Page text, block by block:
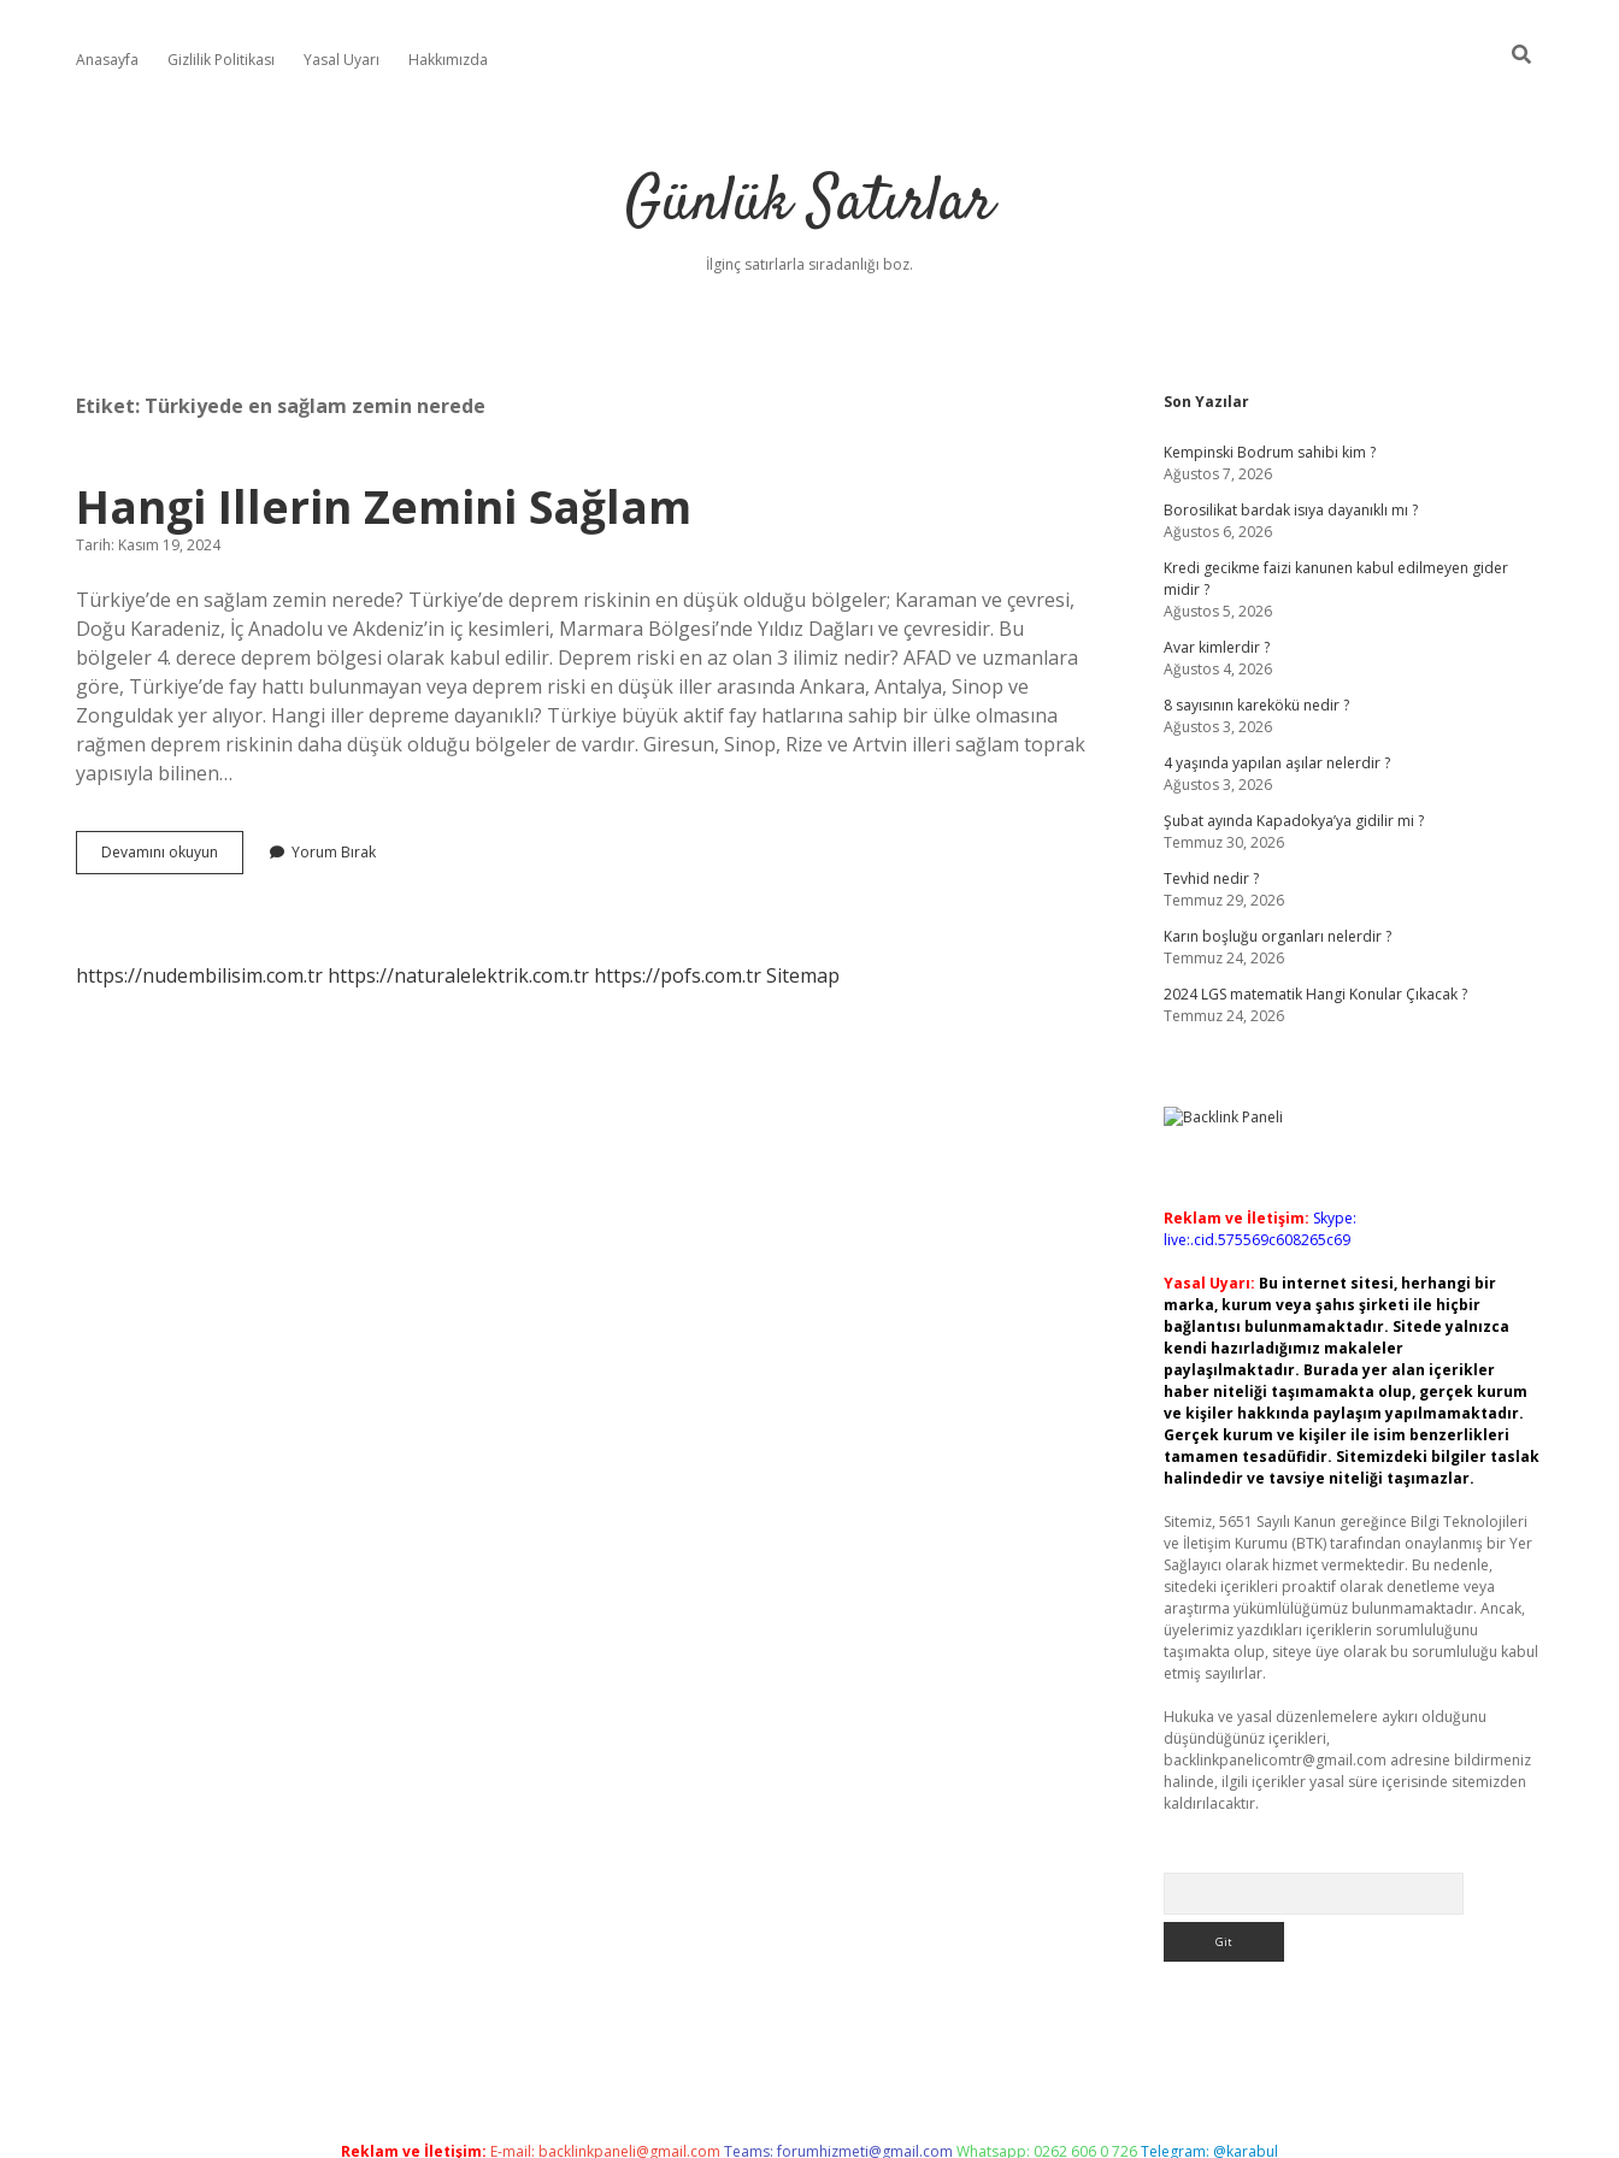
Anasayfa Gizlilik Politikası Yasal Uyarı Hakkımızda
Günlük Satırlar
İlginç satırlarla sıradanlığı boz.
Etiket: Türkiyede en sağlam zemin nerede
Hangi Illerin Zemini Sağlam
Tarih: Kasım 19, 2024
Türkiye’de en sağlam zemin nerede? Türkiye’de deprem riskinin en düşük olduğu bölgeler; Karaman ve çevresi,
Doğu Karadeniz, İç Anadolu ve Akdeniz’in iç kesimleri, Marmara Bölgesi’nde Yıldız Dağları ve çevresidir. Bu
bölgeler 4. derece deprem bölgesi olarak kabul edilir. Deprem riski en az olan 3 ilimiz nedir? AFAD ve uzmanlara
göre, Türkiye’de fay hattı bulunmayan veya deprem riski en düşük iller arasında Ankara, Antalya, Sinop ve
Zonguldak yer alıyor. Hangi iller depreme dayanıklı? Türkiye büyük aktif fay hatlarına sahip bir ülke olmasına
rağmen deprem riskinin daha düşük olduğu bölgeler de vardır. Giresun, Sinop, Rize ve Artvin illeri sağlam toprak
yapısıyla bilinen…
Devamını okuyun
Illerin
Yorum Bırak
https://nudembilisim.com.tr https://naturalelektrik.com.tr https://pofs.com.trSitemap
Sidebar
Son Yazılar
Kempinski Bodrum sahibi kim ?
Ağustos 7, 2026
Borosilikat bardak isıya dayanıklı mı ?
Ağustos 6, 2026
Kredi gecikme faizi kanunen kabul edilmeyen gider
midir ?
Ağustos 5, 2026
Avar kimlerdir ?
Ağustos 4, 2026
8 sayısının karekökü nedir ?
Ağustos 3, 2026
4 yaşında yapılan aşılar nelerdir ?
Ağustos 3, 2026
Şubat ayında Kapadokya’ya gidilir mi ?
Temmuz 30, 2026
Tevhid nedir ?
Temmuz 29, 2026
Karın boşluğu organları nelerdir ?
Temmuz 24, 2026
2024 LGS matematik Hangi Konular Çıkacak ?
Temmuz 24, 2026
Reklam ve İletişim: Skype:
live:.cid.575569c608265c69
Yasal Uyarı: Bu internet sitesi, herhangi bir
marka, kurum veya şahıs şirketi ile hiçbir
bağlantısı bulunmamaktadır. Sitede yalnızca
kendi hazırladığımız makaleler
paylaşılmaktadır. Burada yer alan içerikler
haber niteliği taşımamakta olup, gerçek kurum
ve kişiler hakkında paylaşım yapılmamaktadır.
Gerçek kurum ve kişiler ile isim benzerlikleri
tamamen tesadüfidir. Sitemizdeki bilgiler taslak
halindedir ve tavsiye niteliği taşımazlar.
Sitemiz, 5651 Sayılı Kanun gereğince Bilgi Teknolojileri
ve İletişim Kurumu (BTK) tarafından onaylanmış bir Yer
Sağlayıcı olarak hizmet vermektedir. Bu nedenle,
sitedeki içerikleri proaktif olarak denetleme veya
araştırma yükümlülüğümüz bulunmamaktadır. Ancak,
üyelerimiz yazdıkları içeriklerin sorumluluğunu
taşımakta olup, siteye üye olarak bu sorumluluğu kabul
etmiş sayılırlar.
Hukuka ve yasal düzenlemelere aykırı olduğunu
düşündüğünüz içerikleri,
backlinkpanelicomtr@gmail.com adresine bildirmeniz
halinde, ilgili içerikler yasal süre içerisinde sitemizden
kaldırılacaktır.
Reklam ve İletişim: E-mail: backlinkpaneli@gmail.com Teams:forumhizmeti@gmail.com Whatsapp: 0262 606 0 726Telegram: @karabul